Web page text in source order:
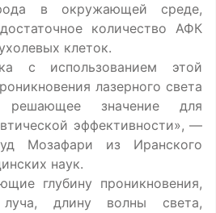
в окружающей среде,
количество АФК
клеток.
с использованием этой
лазерного света
значение для
эффективности», —
Мозафари из Иранского
наук.
глубину проникновения,
длину волны света,